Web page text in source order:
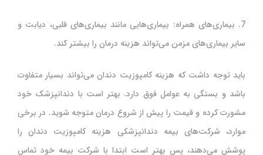
7. بیماری‌های همراه: بیماری‌هایی مانند بیماری‌های قلبی، دیابت و
سایر بیماری‌های مزمن می‌تواند هزینه درمان را بیشتر کند.
باید توجه داشت که هزینه کامپوزیت دندان می‌تواند بسیار متفاوت
باشد و بستگی به عوامل فوق دارد. بهتر است با دندانپزشک خود
مشورت کرده و قیمت را پیش از شروع درمان متوجه شوید. در برخی
موارد، شرکت‌های بیمه دندانپزشکی هزینه کامپوزیت دندان را
پوشش می‌دهند، پس بهتر است ابتدا با شرکت بیمه خود تماس